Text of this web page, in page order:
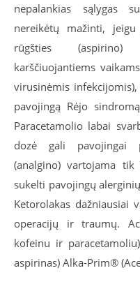
nepalankias sąlygas
nereikėtų mažinti,
rūgšties (aspirino)
karščiuojantiems
virusinėmis
pavojingą Rėjo
Paracetamolio labai
dozė gali pavojingai
(analgino) vartojama
sukelti pavojingų
Ketorolakas dažniausiai
operacijų ir traumų.
kofeinu ir
aspirinas) Alka-Prim®